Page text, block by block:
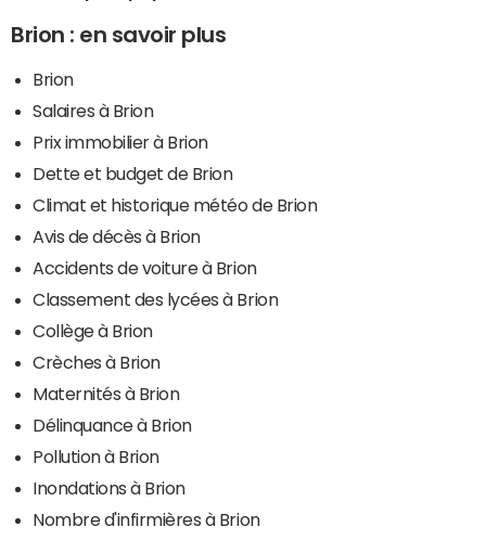
Brion : en savoir plus
Brion
Salaires à Brion
Prix immobilier à Brion
Dette et budget de Brion
Climat et historique météo de Brion
Avis de décès à Brion
Accidents de voiture à Brion
Classement des lycées à Brion
Collège à Brion
Crèches à Brion
Maternités à Brion
Délinquance à Brion
Pollution à Brion
Inondations à Brion
Nombre d'infirmières à Brion